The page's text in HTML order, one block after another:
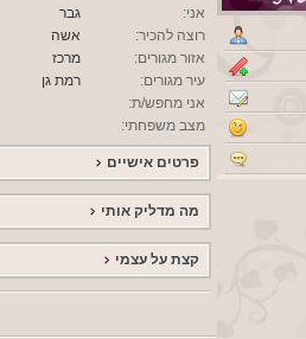
אני:
גבר
רוצה להכיר:
אשה
אזור מגורים:
מרכז
עיר מגורים:
רמת גן
אני מחפש/ת:
מצב משפחתי:
פרטים אישיים
מה מדליק אותי
קצת על עצמי